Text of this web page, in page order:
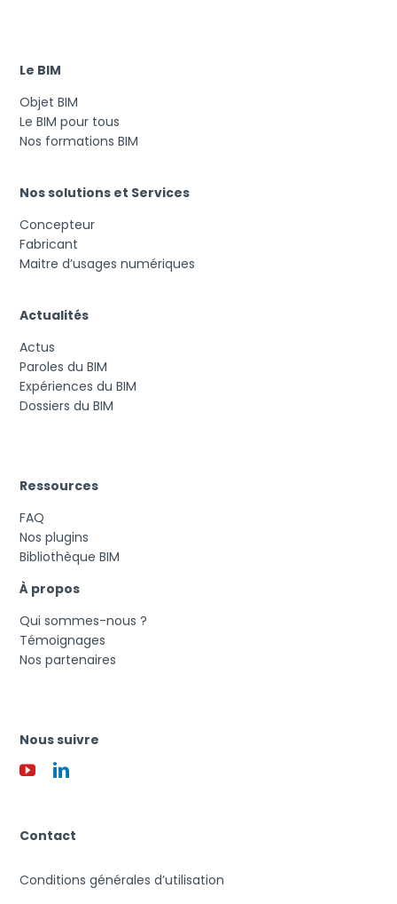
Le BIM
Objet BIM
Le BIM pour tous
Nos formations BIM
Nos solutions et Services
Concepteur
Fabricant
Maitre d’usages numériques
Actualités
Actus
Paroles du BIM
Expériences du BIM
Dossiers du BIM
Ressources
FAQ
Nos plugins
Bibliothèque BIM
À propos
Qui sommes-nous ?
Témoignages
Nos partenaires
Nous suivre
Contact
Conditions générales d’utilisation